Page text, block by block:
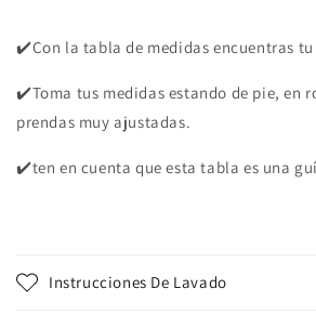
✔️Con la tabla de medidas encuentras
✔️Toma tus medidas estando de pie, en
prendas muy ajustadas.
✔️ten en cuenta que esta tabla es una
Instrucciones De Lavado